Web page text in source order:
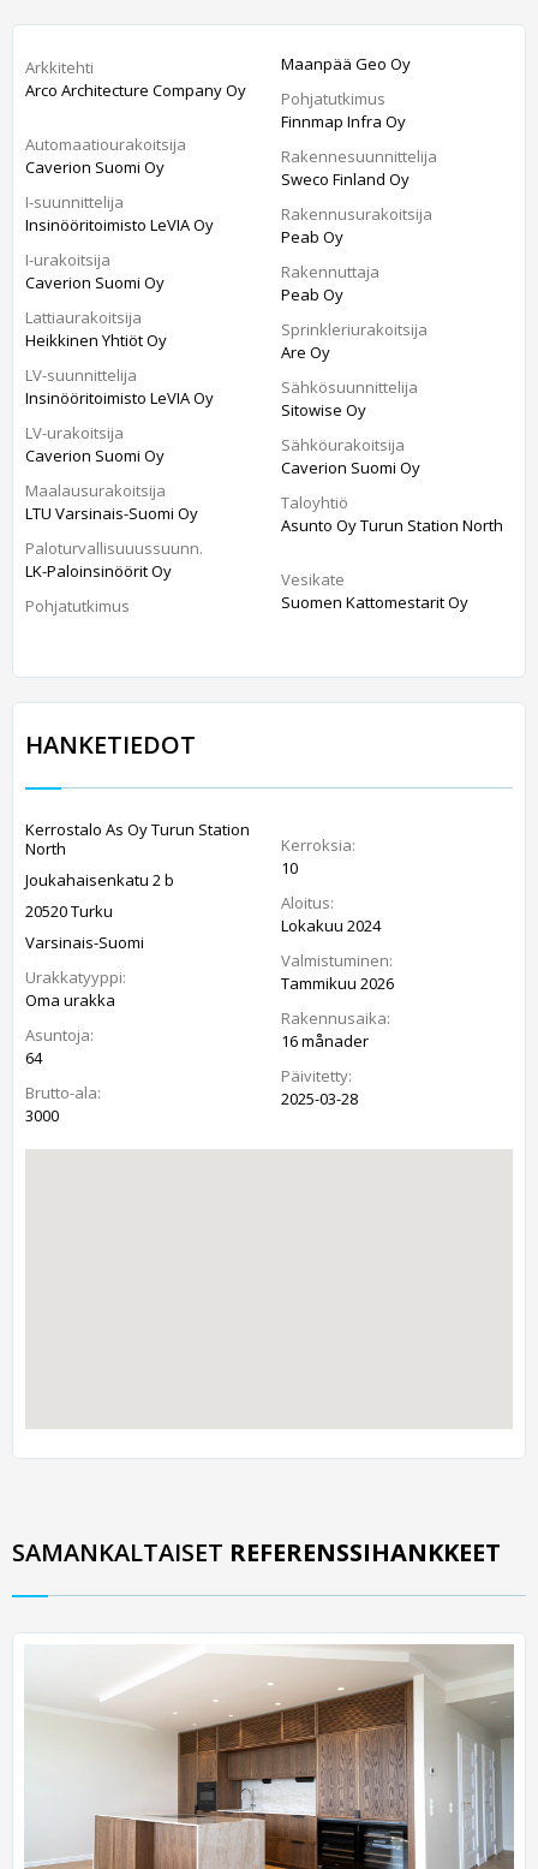
Arkkitehti
Arco Architecture Company Oy
Automaatiourakoitsija
Caverion Suomi Oy
I-suunnittelija
Insinööritoimisto LeVIA Oy
I-urakoitsija
Caverion Suomi Oy
Lattiaurakoitsija
Heikkinen Yhtiöt Oy
LV-suunnittelija
Insinööritoimisto LeVIA Oy
LV-urakoitsija
Caverion Suomi Oy
Maalausurakoitsija
LTU Varsinais-Suomi Oy
Paloturvallisuuussuunn.
LK-Paloinsinöörit Oy
Pohjatutkimus
Maanpää Geo Oy
Pohjatutkimus
Finnmap Infra Oy
Rakennesuunnittelija
Sweco Finland Oy
Rakennusurakoitsija
Peab Oy
Rakennuttaja
Peab Oy
Sprinkleriurakoitsija
Are Oy
Sähkösuunnittelija
Sitowise Oy
Sähköurakoitsija
Caverion Suomi Oy
Taloyhtiö
Asunto Oy Turun Station North
Vesikate
Suomen Kattomestarit Oy
HANKETIEDOT
Kerrostalo As Oy Turun Station
North
Joukahaisenkatu 2 b
20520 Turku
Varsinais-Suomi
Urakkatyyppi:
Oma urakka
Asuntoja:
64
Brutto-ala:
3000
Kerroksia:
10
Aloitus:
Lokakuu 2024
Valmistuminen:
Tammikuu 2026
Rakennusaika:
16 månader
Päivitetty:
2025-03-28
SAMANKALTAISET REFERENSSIHANKKEET